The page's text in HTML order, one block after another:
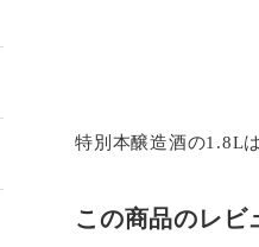
特別本醸造酒の1.8L
この商品のレビ